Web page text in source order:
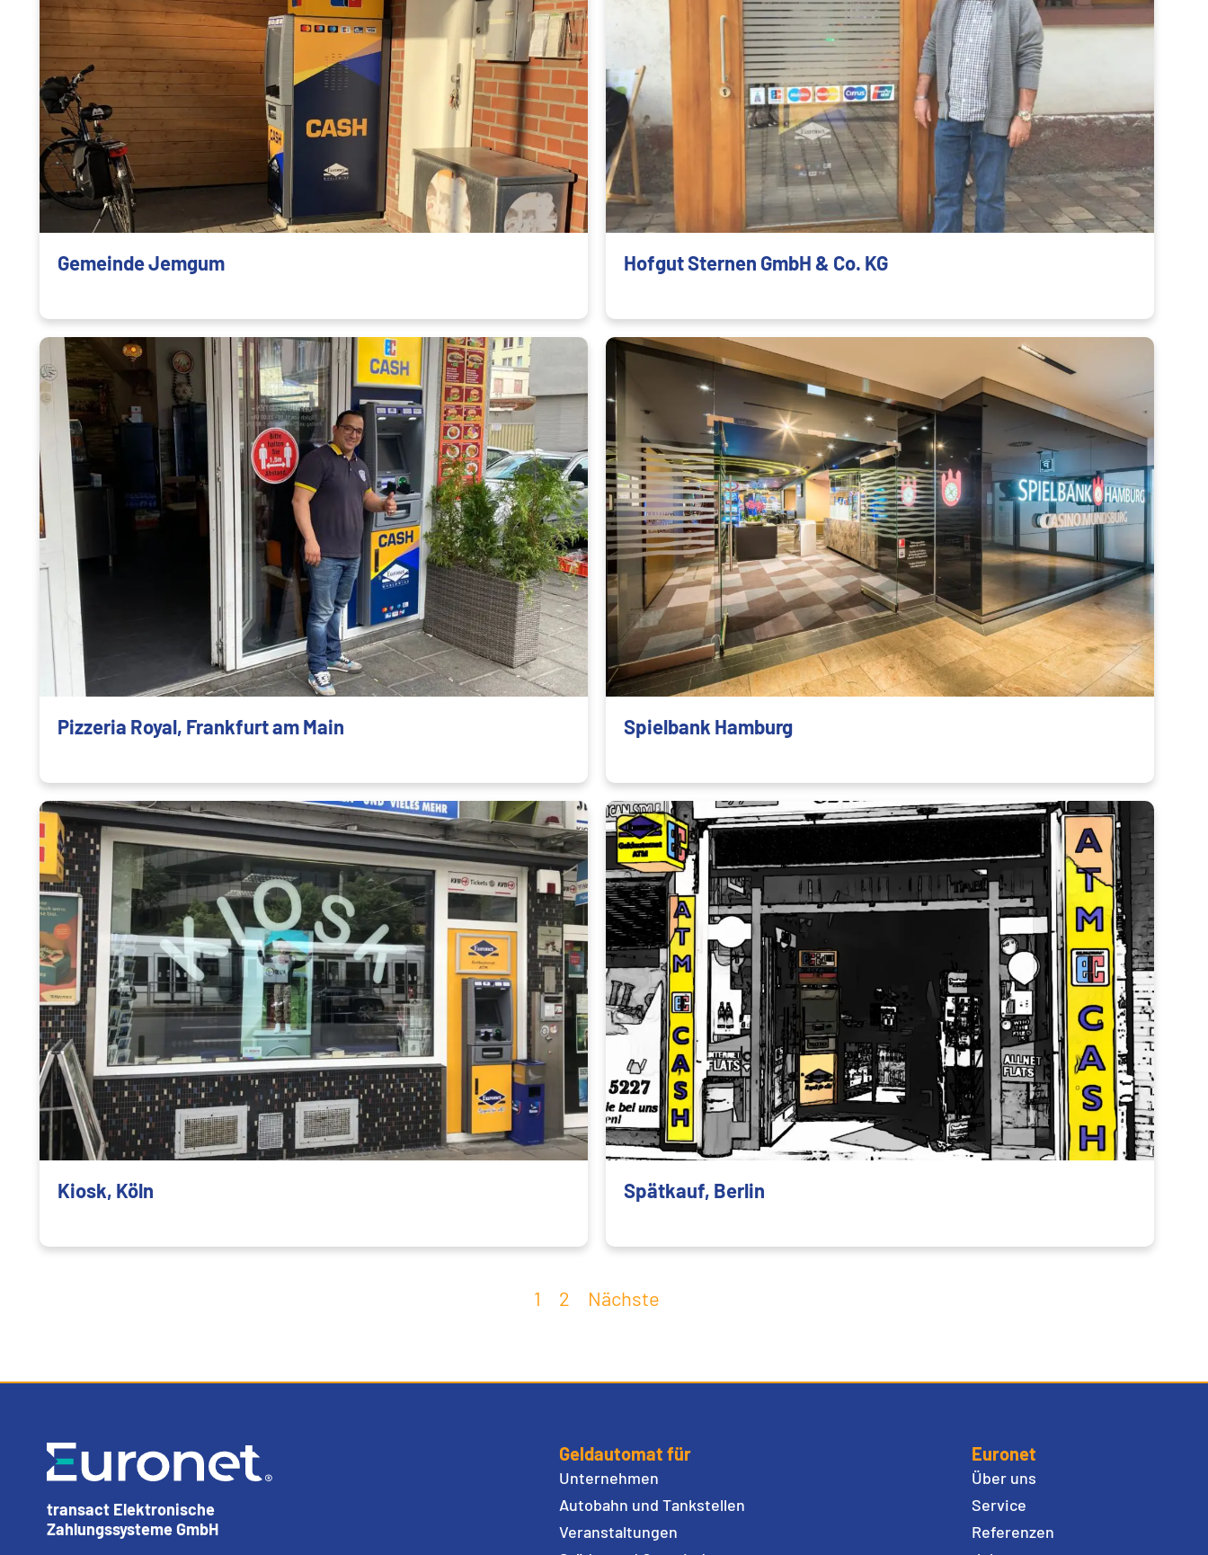
Gemeinde Jemgum Hofgut Sternen GmbH & Co. KG
Pizzeria Royal, Frankfurt am Main Spielbank Hamburg
Kiosk, Köln Spätkauf, Berlin
1 2 Nächste
transact Elektronische
Zahlungssysteme GmbH
Geldautomat für
Unternehmen
Autobahn und Tankstellen
Veranstaltungen
Euronet
Über uns
Service
Referenzen